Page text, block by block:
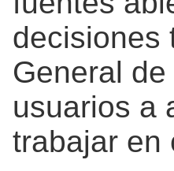
decisiones
General
usuarios a
trabajar en